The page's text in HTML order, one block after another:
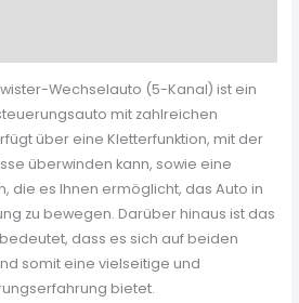
Wechselauto (5-Kanal) ist ein
mit zahlreichen
über eine Kletterfunktion, mit der
überwinden kann, sowie eine
die es Ihnen ermöglicht, das Auto in
zu bewegen. Darüber hinaus ist das
dass es sich auf beiden
somit eine vielseitige und
bietet.